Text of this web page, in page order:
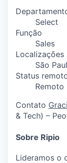
Select
Função
Sales
Localizações
São
Status
Contato
& Tech) –
Sobre Ripio
Lideramos o